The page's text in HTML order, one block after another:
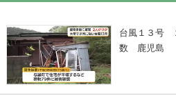
台風１３号
数 鹿児島